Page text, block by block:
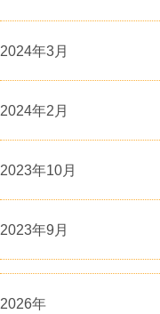
2024年3月
2024年2月
2023年10月
2023年9月
2026年